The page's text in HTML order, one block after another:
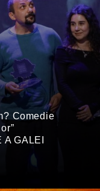
Comedie
GALEI